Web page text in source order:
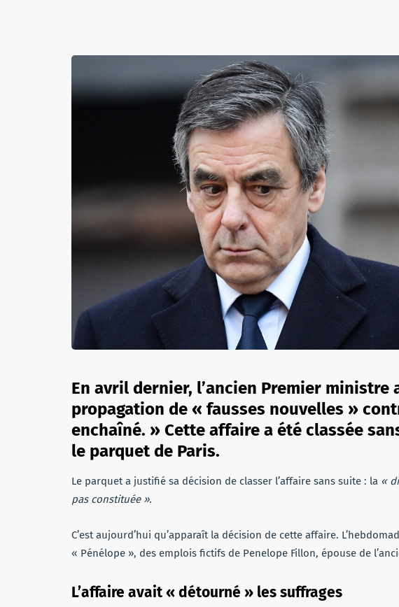
En avril dernier, l’ancien Premier
propagation de « fausses nouvelles »
enchaîné. » Cette affaire a été classée
le parquet de Paris.
Le parquet a justifié sa décision de classer l’affaire sans suite : la «
pas constituée ».
C’est aujourd’hui qu’apparaît la décision de cette affaire.
« Pénélope », des emplois fictifs de Penelope Fillon, épouse de
L’affaire avait « détourné » les suffrages